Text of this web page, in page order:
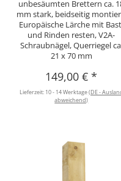
unbesäumten Brettern ca.
mm stark, beidseitig
Europäische Lärche mit
und Rinden resten, V2A-
Schraubnägel, Querriegel
21 x 70 mm
149,00 €*
Lieferzeit: 10 - 14 Werktage(DE -
abweichend)